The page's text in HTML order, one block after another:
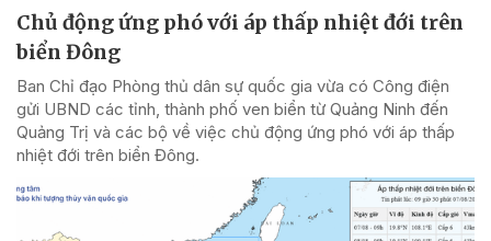
Chủ động ứng phó với áp thấp nhiệt đới trên
biển Đông
Ban Chỉ đạo Phòng thủ dân sự quốc gia vừa có Công điện
gửi UBND các tỉnh, thành phố ven biển từ Quảng Ninh đến
Quảng Trị và các bộ về việc chủ động ứng phó với áp thấp
nhiệt đới trên biển Đông.